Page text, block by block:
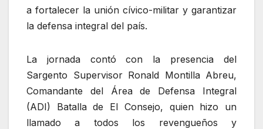
a fortalecer la unión cívico-militar y garantizar
la defensa integral del país.
La jornada contó con la presencia del
Sargento Supervisor Ronald Montilla Abreu,
Comandante del Área de Defensa Integral
(ADI) Batalla de El Consejo, quien hizo un
llamado a todos los revengueños y